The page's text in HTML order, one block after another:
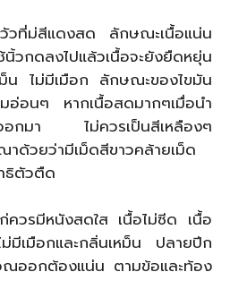
วัวที่ม่สีแดงสด ลักษณะเนื้อแน่น
วกดลงไปแล้วเนื้อจะยังยืดหยุ่น
น ไม่มีเมือก ลักษณะของไขมัน
อ่อนๆ หากเนื้อสดมากๆเมื่อนำ
ออกมา ไม่ควรเป็นสีเหลืองๆ
ด้วยว่ามีเม็ดสีขาวคล้ายเม็ด
ธิตัวตืด
ควรมีหนังสดใส เนื้อไม่ซีด เนื้อ
มีเมือกและกลิ่นเหม็น ปลายปีก
ณออกต้องแน่น ตามข้อและท้อง